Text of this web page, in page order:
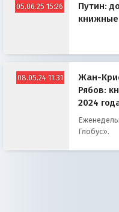
05.06.25 15:26
Путин:
книжные
08.05.24 11:31
Жан-
Рябов:
2024
Глобус».